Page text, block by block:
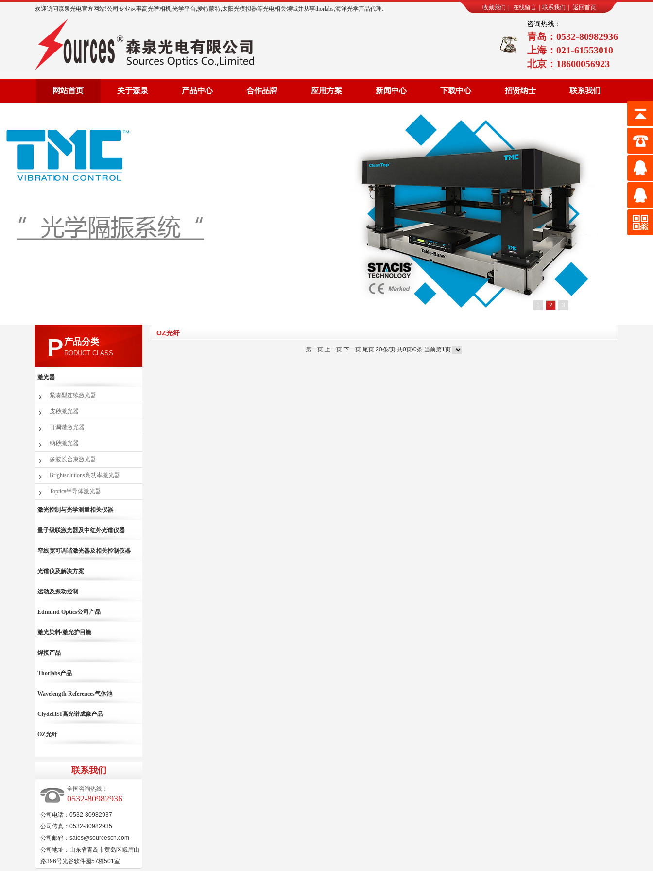
收藏我们 在线留言 联系我们 返回首页
欢迎访问森泉光电官方网站!公司专业从事高光谱相机,光学平台,爱特蒙特,太阳光模拟器等光电相关领域并从事thorlabs,海洋光学产品代理.
咨询热线：
青岛：0532-80982936
上海：021-61553010
北京：18600056923
网站首页 关于森泉 产品中心 合作品牌 应用方案 新闻中心 下载中心 招贤纳士 联系我们
1 2 3
OZ光纤
第一页 上一页 下一页 尾页 20条/页 共0页/0条 当前第1页
P 产品分类
RODUCT CLASS
激光器
紧凑型连续激光器
皮秒激光器
可调谐激光器
纳秒激光器
多波长合束激光器
Brightsolutions高功率激光器
Toptica半导体激光器
激光控制与光学测量相关仪器
量子级联激光器及中红外光谱仪器
窄线宽可调谐激光器及相关控制仪器
光谱仪及解决方案
运动及振动控制
Edmund Optics公司产品
激光染料/激光护目镜
焊接产品
Thorlabs产品
Wavelength References气体池
ClydeHSI高光谱成像产品
OZ光纤
联系我们
全国咨询热线：
0532-80982936
公司电话：0532-80982937
公司传真：0532-80982935
公司邮箱：sales@sourcescn.com
公司地址：山东省青岛市黄岛区峨眉山
路396号光谷软件园57栋501室